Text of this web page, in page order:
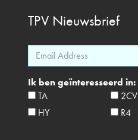
TPV Nieuwsbrief
Ik ben geïnteresseerd in:
TA
2CV
HY
R4